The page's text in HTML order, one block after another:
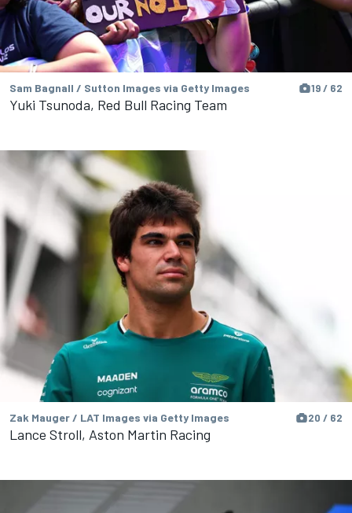
Sam Bagnall / Sutton Images via Getty Images 19 / 62
Yuki Tsunoda, Red Bull Racing Team
Zak Mauger / LAT Images via Getty Images 20 / 62
Lance Stroll, Aston Martin Racing